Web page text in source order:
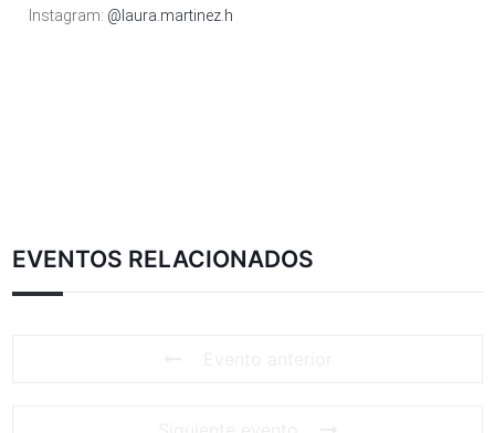
Instagram: @laura.martinez.h
EVENTOS RELACIONADOS